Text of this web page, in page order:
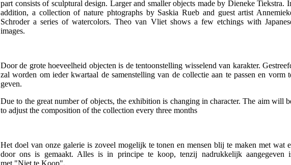
part consists of sculptural design. Larger and smaller objects made by Dieneke Tiekstra.
addition, a collection of nature phtographs by Saskia Rueb and guest artist
Schroder a series of watercolors. Theo van Vliet shows a few etchings with
images.
Door de grote hoeveelheid objecten is de tentoonstelling wisselend van karakter.
zal worden om ieder kwartaal de samenstelling van de collectie aan te passen en vorm
geven.
Due to the great number of objects, the exhibition is changing in character. The aim will
to adjust the composition of the collection every three months
Het doel van onze galerie is zoveel mogelijk te tonen en mensen blij te maken met wat
door ons is gemaakt. Alles is in principe te koop, tenzij nadrukkelijk aangegeven